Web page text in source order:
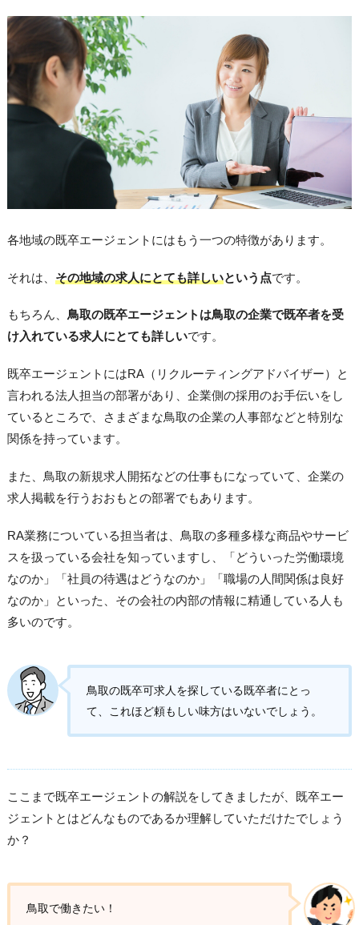
各地域の既卒エージェントにはもう一つの特徴があります。
それは、 その地域の求人にとても詳しいという点です。
もちろん、 鳥取の既卒エージェントは鳥取の企業で既卒者を受
け入れている求人にとても詳しいです。
既卒エージェントにはRA（リクルーティングアドバイザー）と
言われる法人担当の部署があり、企業側の採用のお手伝いをし
ているところで、さまざまな鳥取の企業の人事部などと特別な
関係を持っています。
また、鳥取の新規求人開拓などの仕事もになっていて、企業の
求人掲載を行うおおもとの部署でもあります。
RA業務についている担当者は、鳥取の多種多様な商品やサービ
スを扱っている会社を知っていますし、「どういった労働環境
なのか」「社員の待遇はどうなのか」「職場の人間関係は良好
なのか」といった、その会社の内部の情報に精通している人も
多いのです。
鳥取の既卒可求人を探している既卒者にとっ
て、これほど頼もしい味方はいないでしょう。
ここまで既卒エージェントの解説をしてきましたが、既卒エー
ジェントとはどんなものであるか理解していただけたでしょう
か？
鳥取で働きたい！